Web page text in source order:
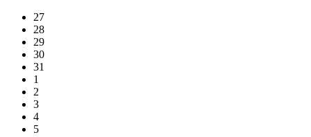
27
28
29
30
31
1
2
3
4
5